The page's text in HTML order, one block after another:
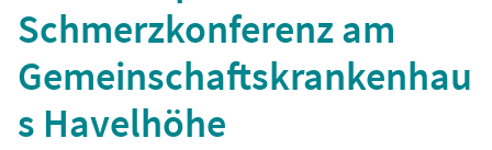
Schmerzkonferenz am
Gemeinschaftskrankenhau
s Havelhöhe